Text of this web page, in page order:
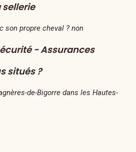
sellerie
son propre cheval ? non
- Assurances
situés ?
de-Bigorre dans les Hautes-